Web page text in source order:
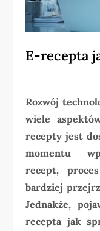
E-recepta
Rozwój
wiele
recepty jest
momentu
recept,
bardziej
Jednakże,
recepta jak